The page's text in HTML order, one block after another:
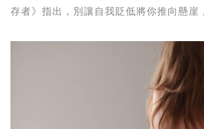
存者》指出，別讓自我貶低將你推向懸崖